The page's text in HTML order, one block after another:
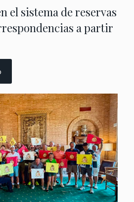
el sistema de reservas
a partir